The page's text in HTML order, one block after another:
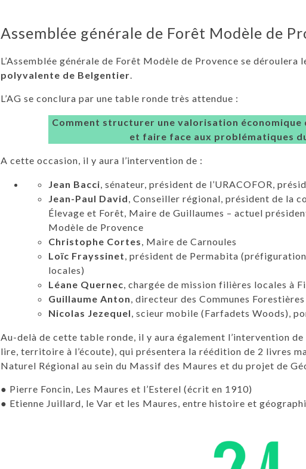
Assemblée générale de Forêt Modèle de
L’Assemblée générale de Forêt Modèle de Provence se déroulera
polyvalente de Belgentier.
L’AG se conclura par une table ronde très attendue :
Comment structurer une valorisation économique
et faire face aux problématiques
A cette occasion, il y aura l’intervention de :
Jean Bacci, sénateur, président de l’URACOFOR,
Jean-Paul David, Conseiller régional, président de la
Élevage et Forêt, Maire de Guillaumes – actuel
Modèle de Provence
Christophe Cortes, Maire de Carnoules
Loïc Frayssinet, président de Permabita
locales)
Léane Quernec, chargée de mission filières locales à
Guillaume Anton, directeur des Communes
Nicolas Jezequel, scieur mobile (Farfadets Woods),
Au-delà de cette table ronde, il y aura également l’intervention
lire, territoire à l’écoute), qui présentera la réédition de 2 livres
Naturel Régional au sein du Massif des Maures et du projet de
● Pierre Foncin, Les Maures et l’Esterel (écrit en 1910)
● Etienne Juillard, le Var et les Maures, entre histoire et